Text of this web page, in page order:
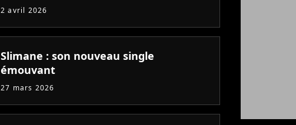
2 avril 2026
Slimane : son nouveau single
émouvant
27 mars 2026